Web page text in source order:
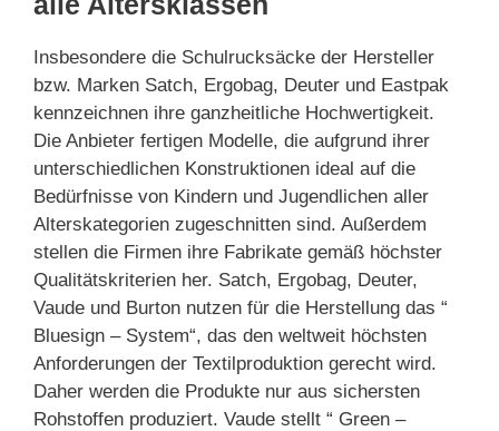
Insbesondere die Schulrucksäcke der Hersteller
bzw. Marken Satch, Ergobag, Deuter und Eastpak
kennzeichnen ihre ganzheitliche Hochwertigkeit.
Die Anbieter fertigen Modelle, die aufgrund ihrer
unterschiedlichen Konstruktionen ideal auf die
Bedürfnisse von Kindern und Jugendlichen aller
Alterskategorien zugeschnitten sind. Außerdem
stellen die Firmen ihre Fabrikate gemäß höchster
Qualitätskriterien her. Satch, Ergobag, Deuter,
Vaude und Burton nutzen für die Herstellung das “
Bluesign – System“, das den weltweit höchsten
Anforderungen der Textilproduktion gerecht wird.
Daher werden die Produkte nur aus sichersten
Rohstoffen produziert. Vaude stellt “ Green –